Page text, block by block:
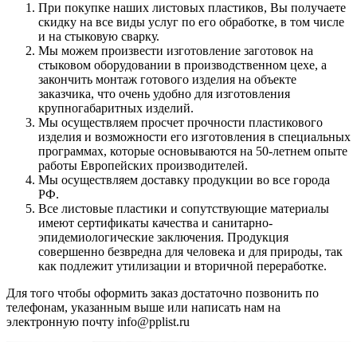
При покупке наших листовых пластиков, Вы получаете
скидку на все виды услуг по его обработке, в том числе
и на стыковую сварку.
Мы можем произвести изготовление заготовок на
стыковом оборудовании в производственном цехе, а
закончить монтаж готового изделия на объекте
заказчика, что очень удобно для изготовления
крупногабаритных изделий.
Мы осуществляем просчет прочности пластикового
изделия и возможности его изготовления в специальных
программах, которые основываются на 50-летнем опыте
работы Европейских производителей.
Мы осуществляем доставку продукции во все города
РФ.
Все листовые пластики и сопутствующие материалы
имеют сертификаты качества и санитарно-
эпидемиологические заключения. Продукция
совершенно безвредна для человека и для природы, так
как подлежит утилизации и вторичной переработке.
Для того чтобы оформить заказ достаточно позвонить по
телефонам, указанным выше или написать нам на
электронную почту info@pplist.ru